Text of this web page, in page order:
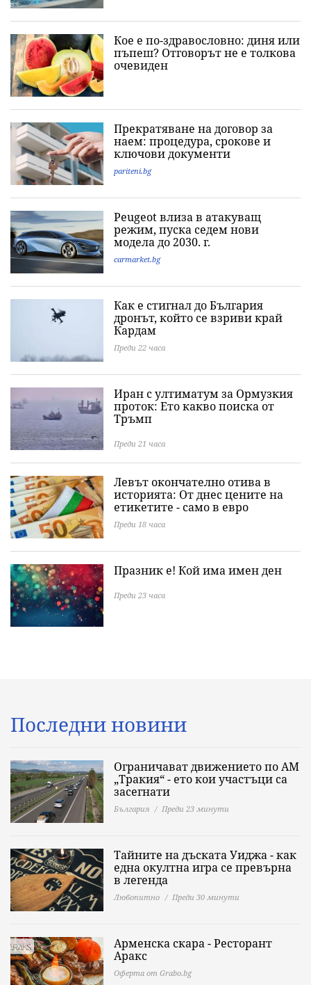
Кое е по-здравословно: диня или
пъпеш? Отговорът не е толкова
очевиден
Прекратяване на договор за
наем: процедура, срокове и
ключови документи
pariteni.bg
Peugeot влиза в атакуващ
режим, пуска седем нови
модела до 2030. г.
carmarket.bg
Как е стигнал до България
дронът, който се взриви край
Кардам
Преди 22 часа
Иран с ултиматум за Ормузкия
проток: Ето какво поиска от
Тръмп
Преди 21 часа
Левът окончателно отива в
историята: Oт днес цените на
етикетите - само в евро
Преди 18 часа
Празник е! Кой има имен ден
Преди 23 часа
Последни новини
Ограничават движението по АМ
„Тракия“ - ето кои участъци са
засегнати
България Преди 23 минути
Тайните на дъската Уиджа - как
една окултна игра се превърна
в легенда
Любопитно Преди 30 минути
Арменска скара - Ресторант
Аракс
Оферта от Grabo.bg